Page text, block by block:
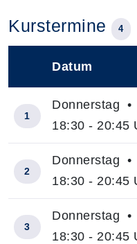
Kurstermine 4
Datum
1
Donnerstag
18:30 - 20:45
2
Donnerstag
18:30 - 20:45
3
Donnerstag
18:30 - 20:45